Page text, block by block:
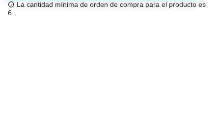
La cantidad mínima de orden de compra para el producto es
6.